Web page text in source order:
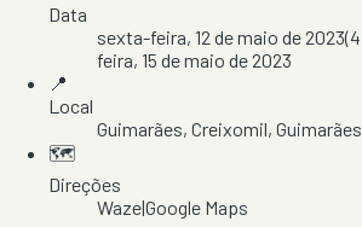
Data
sexta-feira, 12 de maio de 2023(4
feira, 15 de maio de 2023
📍
Local
Guimarães, Creixomil, Guimarães
🗺️
Direções
Waze|Google Maps